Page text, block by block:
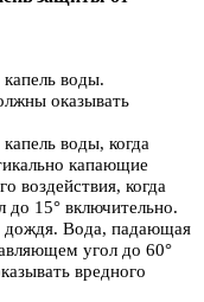
воды.
оказывать
воды, когда
капающие
воздействия, когда
до 15° включительно.
Вода, падающая
угол до 60°
вредного